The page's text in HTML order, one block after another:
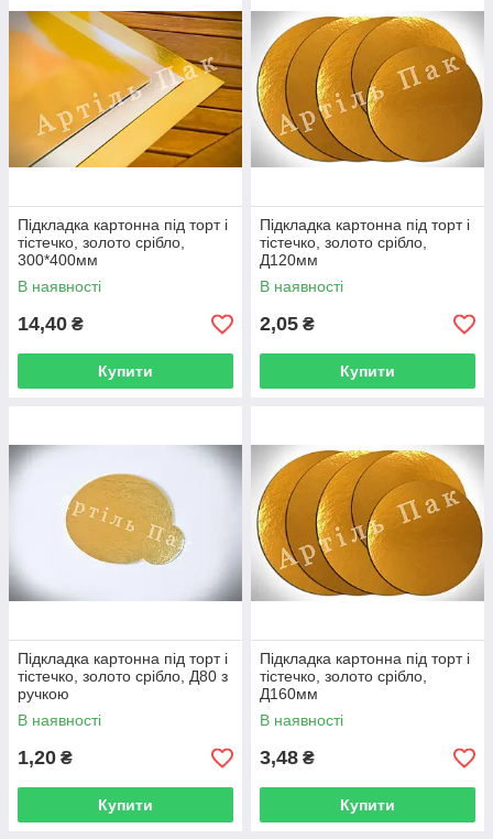
Підкладка картонна під торт і
тістечко, золото срібло,
300*400мм
В наявності
14,40 ₴
Купити
Підкладка картонна під торт і
тістечко, золото срібло,
Д120мм
В наявності
2,05 ₴
Купити
Підкладка картонна під торт і
тістечко, золото срібло, Д80 з
ручкою
В наявності
1,20 ₴
Купити
Підкладка картонна під торт і
тістечко, золото срібло,
Д160мм
В наявності
3,48 ₴
Купити